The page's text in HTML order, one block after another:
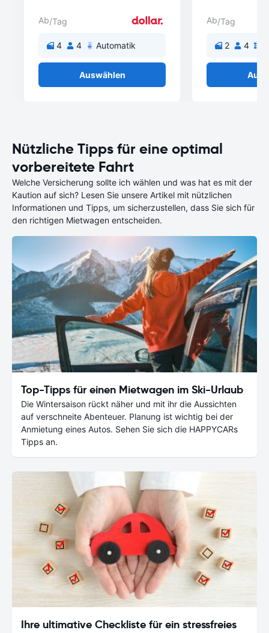
Ab/Tag
4 4 Automatik
Auswählen
Ab/Tag
2 4
Nützliche Tipps für eine optimal
vorbereitete Fahrt
Welche Versicherung sollte ich wählen und was hat es mit der
Kaution auf sich? Lesen Sie unsere Artikel mit nützlichen
Informationen und Tipps, um sicherzustellen, dass Sie sich für
den richtigen Mietwagen entscheiden.
Top-Tipps für einen Mietwagen im Ski-Urlaub
Die Wintersaison rückt näher und mit ihr die Aussichten
auf verschneite Abenteuer. Planung ist wichtig bei der
Anmietung eines Autos. Sehen Sie sich die HAPPYCARs
Tipps an.
Ihre ultimative Checkliste für ein stressfreies